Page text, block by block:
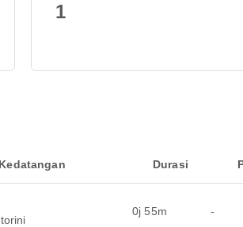
1
Kedatangan Durasi
0j 55m -